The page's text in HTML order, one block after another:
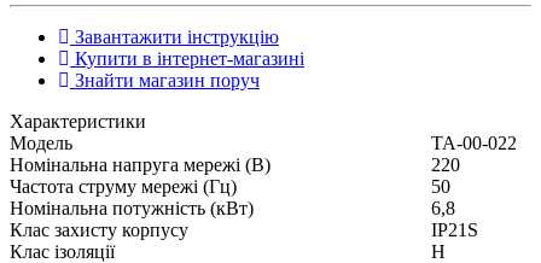
Завантажити інструкцію
Купити в інтернет-магазині
Знайти магазин поруч
Характеристики
Модель
ТА-00-022
Номінальна напруга мережі (В)
220
Частота струму мережі (Гц)
50
Номінальна потужність (кВт)
6,8
Клас захисту корпусу
IP21S
Клас ізоляції
H